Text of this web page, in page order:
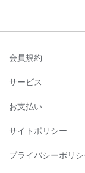
会員規約
サービス
お支払い
サイトポリシー
プライバシーポリシ